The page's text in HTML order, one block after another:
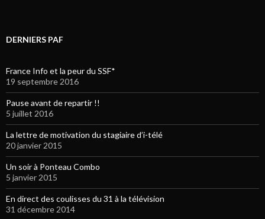
DERNIERS PAF
France Info et la peur du SSF*
19 septembre 2016
Pause avant de repartir !!
5 juillet 2016
La lettre de motivation du stagiaire d’i-télé
20 janvier 2015
Un soir à Ponteau Combo
5 janvier 2015
En direct des coulisses du 31 à la télévision
31 décembre 2014